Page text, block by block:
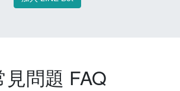
見問題 FAQ